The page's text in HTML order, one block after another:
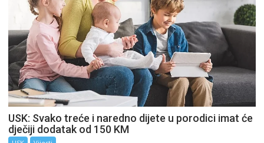
USK: Svako treće i naredno dijete u porodici imat će
dječiji dodatak od 150 KM